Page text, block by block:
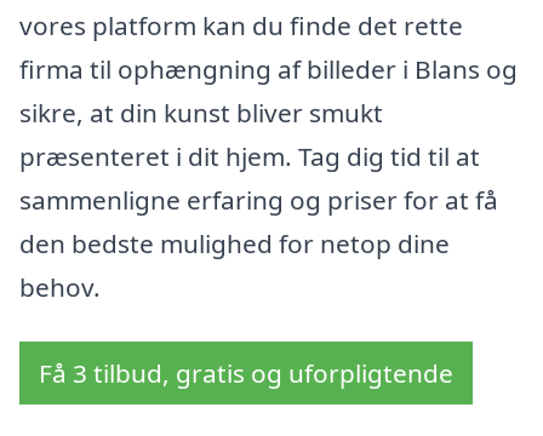
vores platform kan du finde det rette
firma til ophængning af billeder i Blans og
sikre, at din kunst bliver smukt
præsenteret i dit hjem. Tag dig tid til at
sammenligne erfaring og priser for at få
den bedste mulighed for netop dine
behov.
Få 3 tilbud, gratis og uforpligtende